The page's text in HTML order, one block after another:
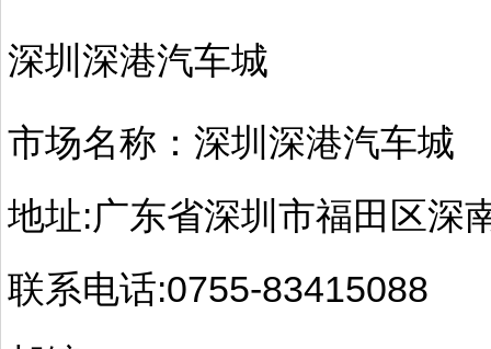
深圳深港汽车城
市场名称：深圳深港汽车城
地址:广东省深圳市福田区深
联系电话:0755-83415088